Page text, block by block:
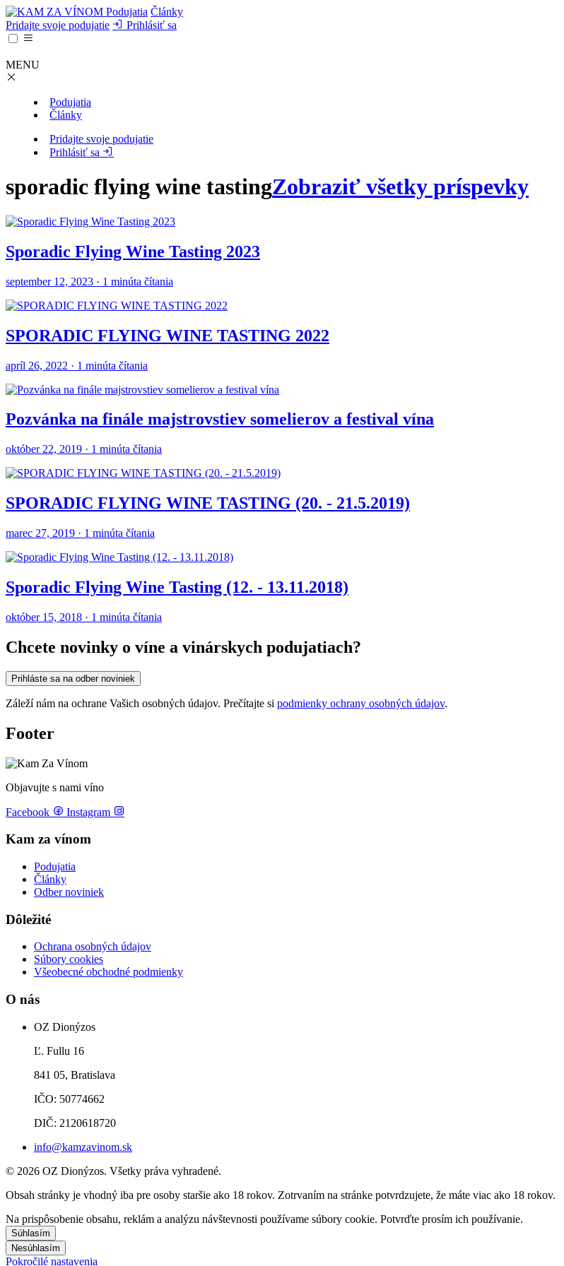
Podujatia Články
Pridajte svoje podujatie
Prihlásiť sa
MENU
Podujatia
Články
Pridajte svoje podujatie
Prihlásiť sa
sporadic flying wine tastingZobraziť všetky príspevky
Sporadic Flying Wine Tasting 2023
september 12, 2023 · 1 minúta čítania
SPORADIC FLYING WINE TASTING 2022
apríl 26, 2022 · 1 minúta čítania
Pozvánka na finále majstrovstiev somelierov a festival vína
október 22, 2019 · 1 minúta čítania
SPORADIC FLYING WINE TASTING (20. - 21.5.2019)
marec 27, 2019 · 1 minúta čítania
Sporadic Flying Wine Tasting (12. - 13.11.2018)
október 15, 2018 · 1 minúta čítania
Chcete novinky o víne a vinárskych podujatiach?
Prihláste sa na odber noviniek
Záleží nám na ochrane Vašich osobných údajov. Prečítajte si podmienky ochrany osobných údajov.
Footer
Objavujte s nami víno
Facebook Instagram
Kam za vínom
Podujatia
Články
Odber noviniek
Dôležité
Ochrana osobných údajov
Súbory cookies
Všeobecné obchodné podmienky
O nás
OZ Dionýzos
Ľ. Fullu 16
841 05, Bratislava
IČO: 50774662
DIČ: 2120618720
info@kamzavinom.sk
© 2026 OZ Dionýzos. Všetky práva vyhradené.
Obsah stránky je vhodný iba pre osoby staršie ako 18 rokov. Zotrvaním na stránke potvrdzujete, že máte viac ako 18 rokov.
Na prispôsobenie obsahu, reklám a analýzu návštevnosti používame súbory cookie. Potvrďte prosím ich používanie.
Súhlasím
Nesúhlasím
Pokročilé nastavenia